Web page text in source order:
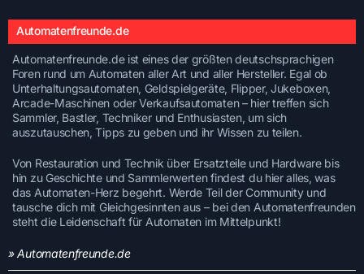
Automatenfreunde.de
Automatenfreunde.de ist eines der größten deutschsprachigen
Foren rund um Automaten aller Art und aller Hersteller. Egal ob
Unterhaltungsautomaten, Geldspielgeräte, Flipper, Jukeboxen,
Arcade-Maschinen oder Verkaufsautomaten – hier treffen sich
Sammler, Bastler, Techniker und Enthusiasten, um sich
auszutauschen, Tipps zu geben und ihr Wissen zu teilen.
Von Restauration und Technik über Ersatzteile und Hardware bis
hin zu Geschichte und Sammlerwerten findest du hier alles, was
das Automaten-Herz begehrt. Werde Teil der Community und
tausche dich mit Gleichgesinnten aus – bei den Automatenfreunden
steht die Leidenschaft für Automaten im Mittelpunkt!
» Automatenfreunde.de